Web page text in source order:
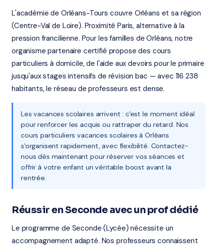
L'académie de Orléans-Tours couvre Orléans et sa région
(Centre-Val de Loire). Proximité Paris, alternative à la
pression francilienne. Pour les familles de Orléans, notre
organisme partenaire certifié propose des cours
particuliers à domicile, de l'aide aux devoirs pour le primaire
jusqu'aux stages intensifs de révision bac — avec 116 238
habitants, le réseau de professeurs est dense.
Les vacances scolaires arrivent : c'est le moment idéal
pour renforcer les acquis ou rattraper du retard. Nos
cours particuliers vacances scolaires à Orléans
s'organisent rapidement, avec flexibilité. Contactez-
nous dès maintenant pour réserver vos séances et
offrir à votre enfant un véritable boost avant la
rentrée.
Réussir en Seconde avec un prof dédié
Le programme de Seconde (Lycée) nécessite un
accompagnement adapté. Nos professeurs connaissent